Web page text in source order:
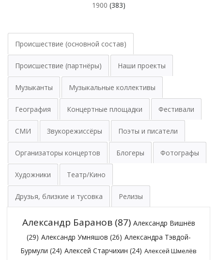
1900 (383)
Происшествие (основной состав)
Происшествие (партнёры) Наши проекты
Музыканты Музыкальные коллективы
География Концертные площадки Фестивали
СМИ Звукорежиссёры Поэты и писатели
Организаторы концертов Блогеры Фотографы
Художники Театр/Кино
Друзья, близкие и тусовка Релизы
Александр Баранов(87) Александр Вишнёв
(29) Александр Умняшов (26) Александра Тэвдой-
Бурмули (24) Алексей Старчихин (24) Алексей Шмелёв